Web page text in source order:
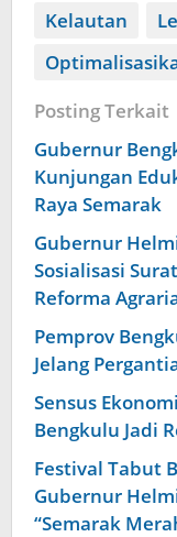
Kelautan
Posting Terkait
Gubernur
Kunjungan
Raya Semarak
Gubernur
Sosialisasi
Reforma
Pemprov
Jelang
Sensus
Bengkulu Jadi
Festival Tabut
Gubernur
“Semarak